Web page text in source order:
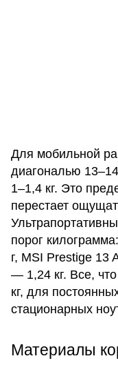
Для мобильной
диагональю
1–1,4 кг. Это
перестает
порог
г, MSI Prestige 13
— 1,24 кг. Все,
кг, для
стационарных
Материалы